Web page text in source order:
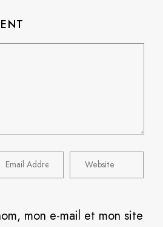
mon e-mail et mon site